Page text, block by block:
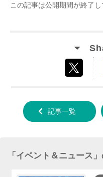
この記事は公開期間が終了し
する
記事一覧
「イベント＆ニュース